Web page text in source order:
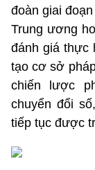
đoàn giai
Trung ương
đánh giá thực
tạo cơ sở
chiến lược
chuyển đổi
tiếp tục được